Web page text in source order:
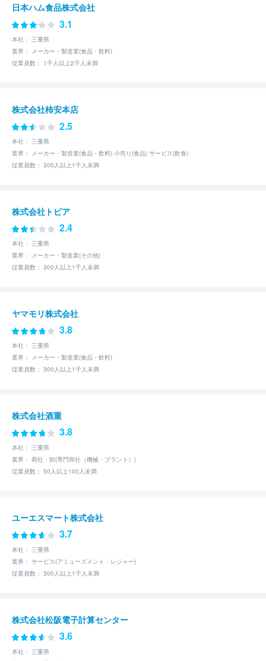
日本ハム食品株式会社
3.1
本社： 三重県
業界： メーカー・製造業(食品・飲料)
従業員数： 1千人以上2千人未満
株式会社柿安本店
2.5
本社： 三重県
業界： メーカー・製造業(食品・飲料) 小売り(食品) サービス(飲食)
従業員数： 300人以上1千人未満
株式会社トピア
2.4
本社： 三重県
業界： メーカー・製造業(その他)
従業員数： 300人以上1千人未満
ヤマモリ株式会社
3.8
本社： 三重県
業界： メーカー・製造業(食品・飲料)
従業員数： 300人以上1千人未満
株式会社酒重
3.8
本社： 三重県
業界： 商社・卸(専門商社（機械・プラント）)
従業員数： 50人以上100人未満
ユーエスマート株式会社
3.7
本社： 三重県
業界： サービス(アミューズメント・レジャー)
従業員数： 300人以上1千人未満
株式会社松阪電子計算センター
3.6
本社： 三重県